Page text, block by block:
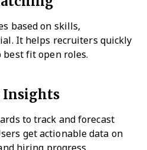
based on skills,
It helps recruiters quickly
best fit open roles.
Insights
to track and forecast
get actionable data on
hiring progress.